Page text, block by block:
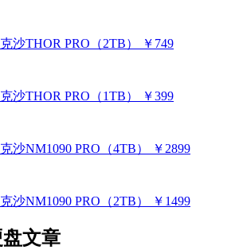
沙THOR PRO（2TB） ￥749
沙THOR PRO（1TB） ￥399
沙NM1090 PRO（4TB） ￥2899
沙NM1090 PRO（2TB） ￥1499
文章